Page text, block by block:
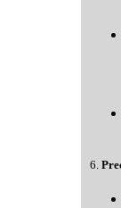
6.